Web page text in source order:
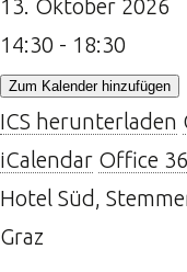
13. Oktober 2026
14:30 - 18:30
Zum Kalender hinzufügen
ICS herunterladen
iCalendar Office
Hotel Süd,
Graz